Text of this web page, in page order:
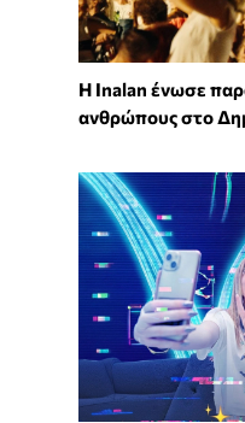
Η Inalan ένωσε
ανθρώπους στο